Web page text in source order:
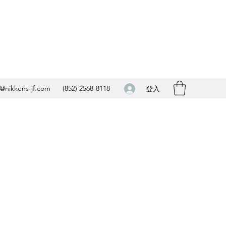
jf.com (852) 2568-8118 登入